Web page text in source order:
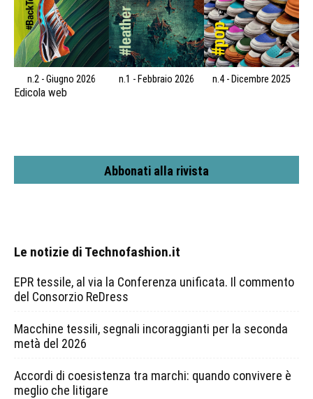
n.2 - Giugno 2026 n.1 - Febbraio 2026 n.4 - Dicembre 2025
Edicola web
Abbonati alla rivista
Le notizie di Technofashion.it
EPR tessile, al via la Conferenza unificata. Il commento
del Consorzio ReDress
Macchine tessili, segnali incoraggianti per la seconda
metà del 2026
Accordi di coesistenza tra marchi: quando convivere è
meglio che litigare